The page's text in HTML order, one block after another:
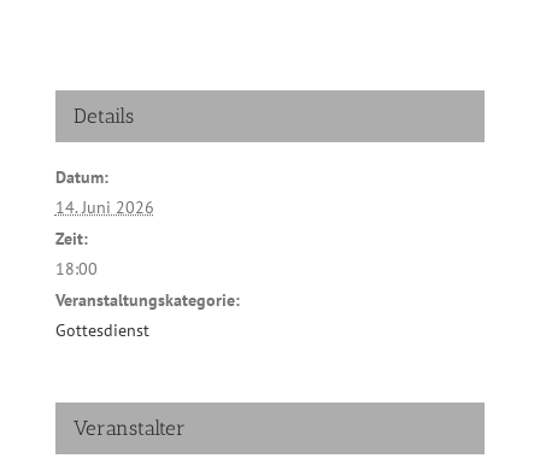
Details
Datum:
14. Juni 2026
Zeit:
18:00
Veranstaltungskategorie:
Gottesdienst
Veranstalter